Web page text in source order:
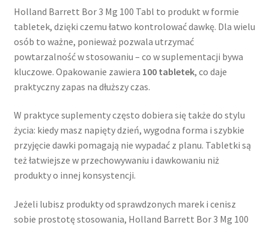
Holland Barrett Bor 3 Mg 100 Tabl to produkt w formie
tabletek, dzięki czemu łatwo kontrolować dawkę. Dla wielu
osób to ważne, ponieważ pozwala utrzymać
powtarzalność w stosowaniu – co w suplementacji bywa
kluczowe. Opakowanie zawiera 100 tabletek, co daje
praktyczny zapas na dłuższy czas.
W praktyce suplementy często dobiera się także do stylu
życia: kiedy masz napięty dzień, wygodna forma i szybkie
przyjęcie dawki pomagają nie wypadać z planu. Tabletki są
też łatwiejsze w przechowywaniu i dawkowaniu niż
produkty o innej konsystencji.
Jeżeli lubisz produkty od sprawdzonych marek i cenisz
sobie prostotę stosowania, Holland Barrett Bor 3 Mg 100